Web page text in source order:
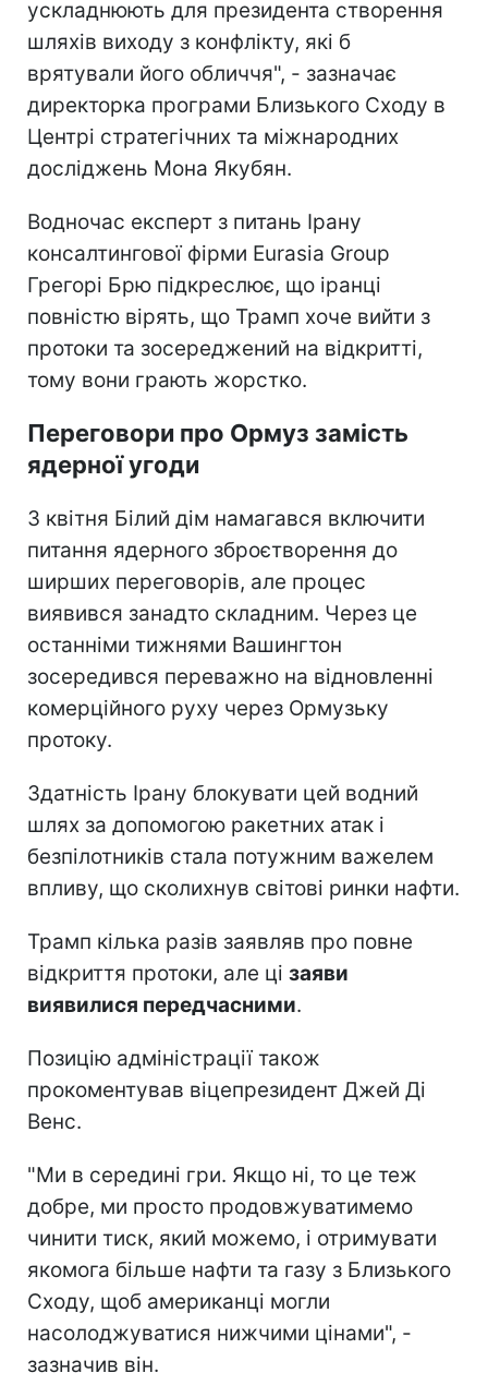
ускладнюють для президента створення
шляхів виходу з конфлікту, які б
врятували його обличчя", - зазначає
директорка програми Близького Сходу в
Центрі стратегічних та міжнародних
досліджень Мона Якубян.
Водночас експерт з питань Ірану
консалтингової фірми Eurasia Group
Грегорі Брю підкреслює, що іранці
повністю вірять, що Трамп хоче вийти з
протоки та зосереджений на відкритті,
тому вони грають жорстко.
Переговори про Ормуз замість
ядерної угоди
З квітня Білий дім намагався включити
питання ядерного зброєтворення до
ширших переговорів, але процес
виявився занадто складним. Через це
останніми тижнями Вашингтон
зосередився переважно на відновленні
комерційного руху через Ормузьку
протоку.
Здатність Ірану блокувати цей водний
шлях за допомогою ракетних атак і
безпілотників стала потужним важелем
впливу, що сколихнув світові ринки нафти.
Трамп кілька разів заявляв про повне
відкриття протоки, але ці заяви
виявилися передчасними.
Позицію адміністрації також
прокоментував віцепрезидент Джей Ді
Венс.
"Ми в середині гри. Якщо ні, то це теж
добре, ми просто продовжуватимемо
чинити тиск, який можемо, і отримувати
якомога більше нафти та газу з Близького
Сходу, щоб американці могли
насолоджуватися нижчими цінами", -
зазначив він.